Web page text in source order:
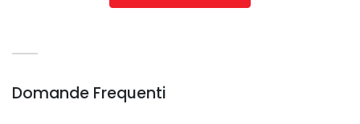
Domande Frequenti